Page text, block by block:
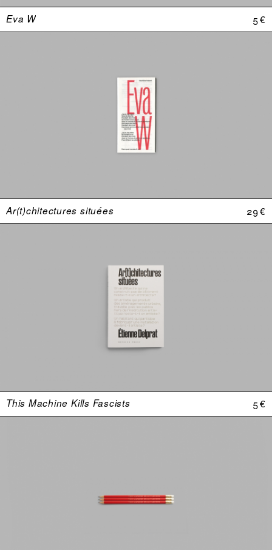
Eva W 5 €
Ar(t)chitectures situées 29 €
This Machine Kills Fascists 5 €